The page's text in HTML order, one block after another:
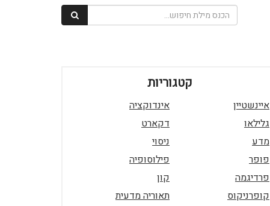
קטגוריות
איינשטיין
אינדוקציה
גלילאו
דקארט
מדע
ניסוי
פופר
פילוסופיה
פרדיגמה
קון
קופרניקוס
תאוריה מדעית